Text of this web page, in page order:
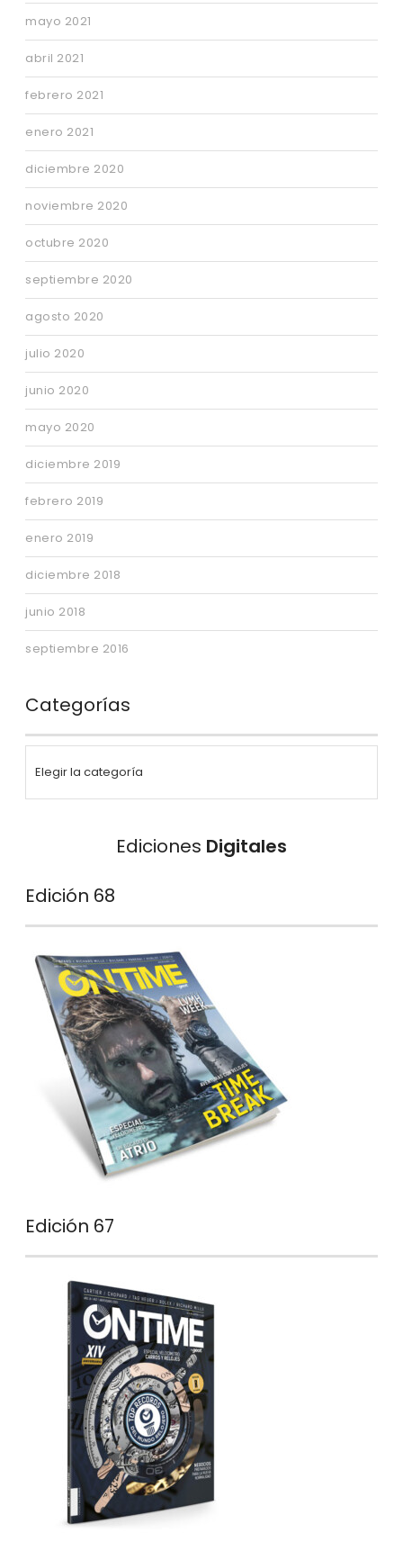
mayo 2021
abril 2021
febrero 2021
enero 2021
diciembre 2020
noviembre 2020
octubre 2020
septiembre 2020
agosto 2020
julio 2020
junio 2020
mayo 2020
diciembre 2019
febrero 2019
enero 2019
diciembre 2018
junio 2018
septiembre 2016
Categorías
Ediciones Digitales
Edición 68
Edición 67